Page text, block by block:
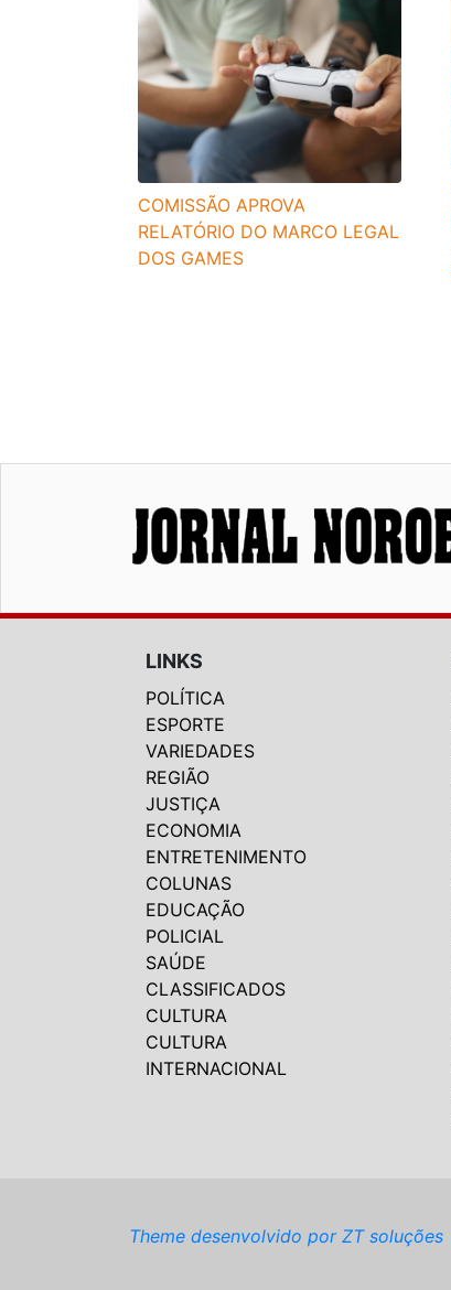
COMISSÃO APROVA
RELATÓRIO DO MARCO LEGAL
DOS GAMES
LINKS
POLÍTICA
ESPORTE
VARIEDADES
REGIÃO
JUSTIÇA
ECONOMIA
ENTRETENIMENTO
COLUNAS
EDUCAÇÃO
POLICIAL
SAÚDE
CLASSIFICADOS
CULTURA
CULTURA
INTERNACIONAL
Theme desenvolvido por ZT soluções